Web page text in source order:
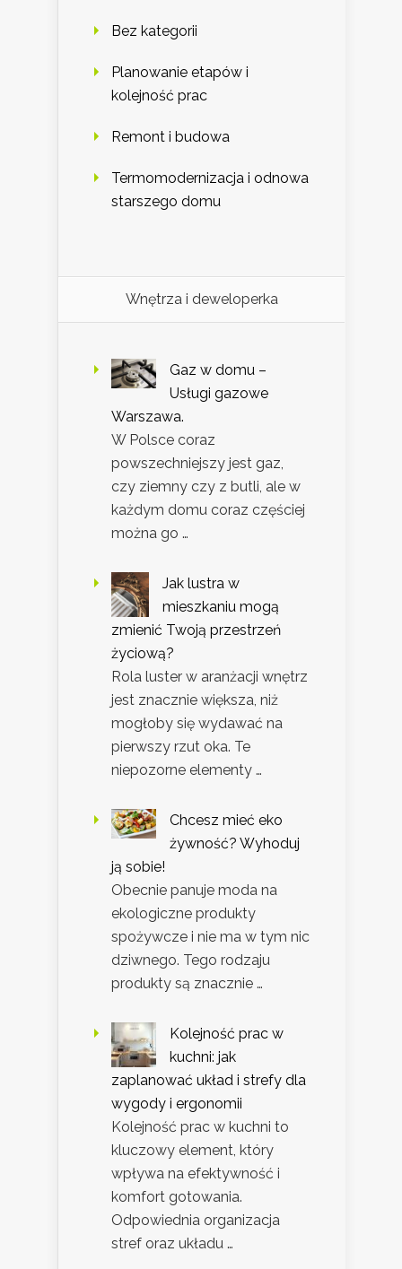
Bez kategorii
Planowanie etapów i
kolejność prac
Remont i budowa
Termomodernizacja i odnowa
starszego domu
Wnętrza i deweloperka
Gaz w domu –
Usługi gazowe
Warszawa.
W Polsce coraz
powszechniejszy jest gaz,
czy ziemny czy z butli, ale w
każdym domu coraz częściej
można go …
Jak lustra w
mieszkaniu mogą
zmienić Twoją przestrzeń
życiową?
Rola luster w aranżacji wnętrz
jest znacznie większa, niż
mogłoby się wydawać na
pierwszy rzut oka. Te
niepozorne elementy …
Chcesz mieć eko
żywność? Wyhoduj
ją sobie!
Obecnie panuje moda na
ekologiczne produkty
spożywcze i nie ma w tym nic
dziwnego. Tego rodzaju
produkty są znacznie …
Kolejność prac w
kuchni: jak
zaplanować układ i strefy dla
wygody i ergonomii
Kolejność prac w kuchni to
kluczowy element, który
wpływa na efektywność i
komfort gotowania.
Odpowiednia organizacja
stref oraz układu …